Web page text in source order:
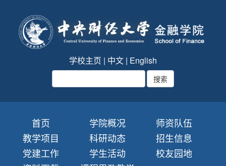
学校主页 | 中文 | English
首页 学院概况
师资队伍
教学项目
科研动态
招生信息
党建工作
学生活动
校友园地